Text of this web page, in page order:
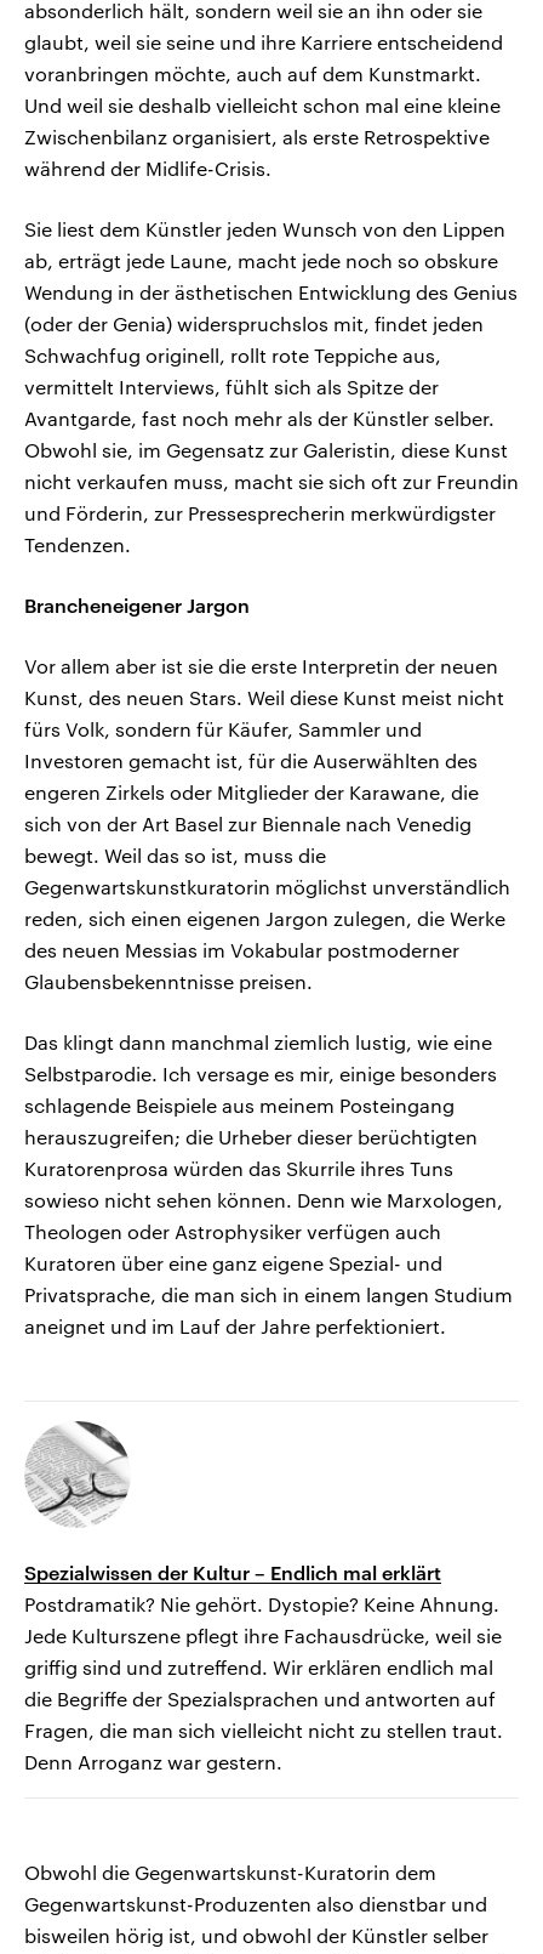
absonderlich hält, sondern weil sie an ihn oder sie
glaubt, weil sie seine und ihre Karriere entscheidend
voranbringen möchte, auch auf dem Kunstmarkt.
Und weil sie deshalb vielleicht schon mal eine kleine
Zwischenbilanz organisiert, als erste Retrospektive
während der Midlife-Crisis.
Sie liest dem Künstler jeden Wunsch von den Lippen
ab, erträgt jede Laune, macht jede noch so obskure
Wendung in der ästhetischen Entwicklung des Genius
(oder der Genia) widerspruchslos mit, findet jeden
Schwachfug originell, rollt rote Teppiche aus,
vermittelt Interviews, fühlt sich als Spitze der
Avantgarde, fast noch mehr als der Künstler selber.
Obwohl sie, im Gegensatz zur Galeristin, diese Kunst
nicht verkaufen muss, macht sie sich oft zur Freundin
und Förderin, zur Pressesprecherin merkwürdigster
Tendenzen.
Brancheneigener Jargon
Vor allem aber ist sie die erste Interpretin der neuen
Kunst, des neuen Stars. Weil diese Kunst meist nicht
fürs Volk, sondern für Käufer, Sammler und
Investoren gemacht ist, für die Auserwählten des
engeren Zirkels oder Mitglieder der Karawane, die
sich von der Art Basel zur Biennale nach Venedig
bewegt. Weil das so ist, muss die
Gegenwartskunstkuratorin möglichst unverständlich
reden, sich einen eigenen Jargon zulegen, die Werke
des neuen Messias im Vokabular postmoderner
Glaubensbekenntnisse preisen.
Das klingt dann manchmal ziemlich lustig, wie eine
Selbstparodie. Ich versage es mir, einige besonders
schlagende Beispiele aus meinem Posteingang
herauszugreifen; die Urheber dieser berüchtigten
Kuratorenprosa würden das Skurrile ihres Tuns
sowieso nicht sehen können. Denn wie Marxologen,
Theologen oder Astrophysiker verfügen auch
Kuratoren über eine ganz eigene Spezial- und
Privatsprache, die man sich in einem langen Studium
aneignet und im Lauf der Jahre perfektioniert.
Spezialwissen der Kultur – Endlich mal erklärt
Postdramatik? Nie gehört. Dystopie? Keine Ahnung.
Jede Kulturszene pflegt ihre Fachausdrücke, weil sie
griffig sind und zutreffend. Wir erklären endlich mal
die Begriffe der Spezialsprachen und antworten auf
Fragen, die man sich vielleicht nicht zu stellen traut.
Denn Arroganz war gestern.
Obwohl die Gegenwartskunst-Kuratorin dem
Gegenwartskunst-Produzenten also dienstbar und
bisweilen hörig ist, und obwohl der Künstler selber